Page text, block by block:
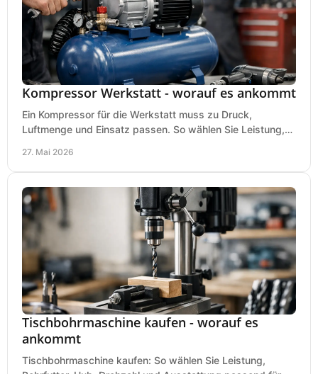
Kompressor Werkstatt - worauf es ankommt
Ein Kompressor für die Werkstatt muss zu Druck,
Luftmenge und Einsatz passen. So wählen Sie Leistung,
27. Mai 2026
Tischbohrmaschine kaufen - worauf es
ankommt
Tischbohrmaschine kaufen: So wählen Sie Leistung,